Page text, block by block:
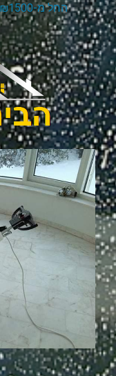
החל מ-₪1500